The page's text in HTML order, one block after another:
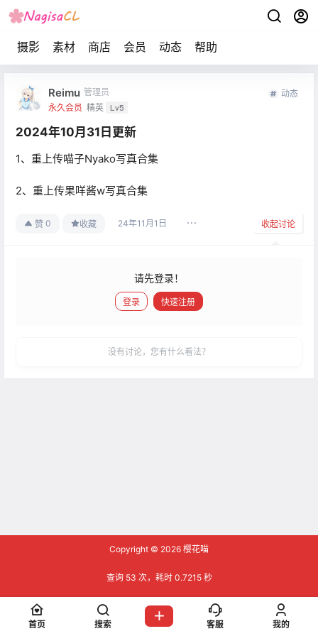
摄影 素材 商店 会员 动态 帮助
Reimu 管理员
永久会员 精英 Lv5
动态
2024年10月31日更新
1、重上传喵子Nyako写真合集
2、重上传果咩酱w写真合集
赞 0 收藏 24年11月1日 收起讨论
请先登录！
登录 快速注册
没有讨论，您有什么看法？
Copyright © 2026 樱花喵
查询 53 次，耗时 0.7215 秒
首页 搜索 客服 我的